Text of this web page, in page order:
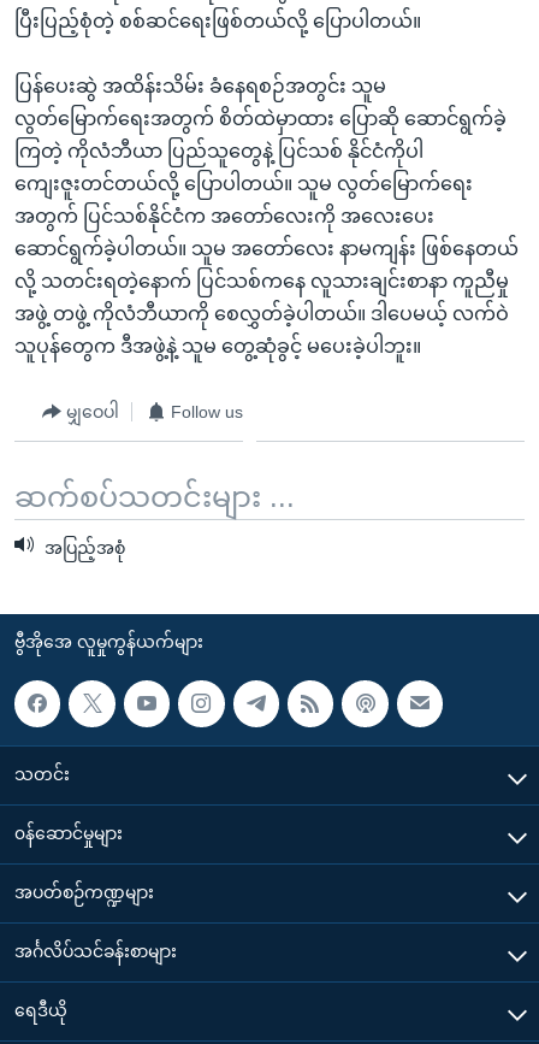
ပြီးပြည့်စုံတဲ့ စစ်ဆင်ရေးဖြစ်တယ်လို့ ပြောပါတယ်။
ပြန်ပေးဆွဲ အထိန်းသိမ်း ခံနေရစဉ်အတွင်း သူမ
လွတ်မြောက်ရေးအတွက် စိတ်ထဲမှာထား ပြောဆို ဆောင်ရွက်ခဲ့
ကြတဲ့ ကိုလံဘီယာ ပြည်သူတွေနဲ့ ပြင်သစ် နိုင်ငံကိုပါ
ကျေးဇူးတင်တယ်လို့ ပြောပါတယ်။ သူမ လွတ်မြောက်ရေး
အတွက် ပြင်သစ်နိုင်ငံက အတော်လေးကို အလေးပေး
ဆောင်ရွက်ခဲ့ပါတယ်။ သူမ အတော်လေး နာမကျန်း ဖြစ်နေတယ်
လို့ သတင်းရတဲ့နောက် ပြင်သစ်ကနေ လူသားချင်းစာနာ ကူညီမှု
အဖွဲ့ တဖွဲ့ ကိုလံဘီယာကို စေလွှတ်ခဲ့ပါတယ်။ ဒါပေမယ့် လက်ဝဲ
သူပုန်တွေက ဒီအဖွဲ့နဲ့ သူမ တွေ့ဆုံခွင့် မပေးခဲ့ပါဘူး။
မျှဝေပါ Follow us
ဆက်စပ်သတင်းများ ...
အပြည့်အစုံ
ဗွီအိုအေ လူမှုကွန်ယက်များ
သတင်း
၀န်ဆောင်မှုများ
အပတ်စဉ်ကဏ္ဍများ
အင်္ဂလိပ်သင်ခန်းစာများ
ရေဒီယို